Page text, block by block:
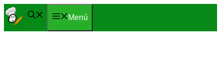
Saltar
al
Menú